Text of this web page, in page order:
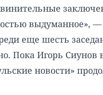
выдуманное»,
еще шесть
Пока Игорь Сиунов
новости»